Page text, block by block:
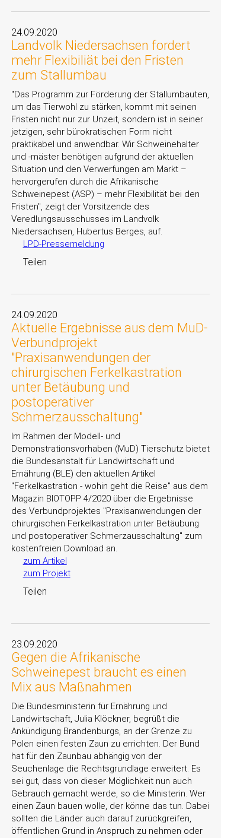
24.09.2020
Landvolk Niedersachsen fordert
mehr Flexibiliät bei den Fristen
zum Stallumbau
Das Programm zur Förderung der Stallumbauten,
um das Tierwohl zu stärken, kommt mit seinen
Fristen nicht nur zur Unzeit, sondern ist in seiner
jetzigen, sehr bürokratischen Form nicht
praktikabel und anwendbar. Wir Schweinehalter
und -mäster benötigen aufgrund der aktuellen
Situation und den Verwerfungen am Markt –
hervorgerufen durch die Afrikanische
Schweinepest (ASP) – mehr Flexibilität bei den
Fristen , zeigt der Vorsitzende des
Veredlungsausschusses im Landvolk
Niedersachsen, Hubertus Berges, auf.
LPD-Pressemeldung
Teilen
24.09.2020
Aktuelle Ergebnisse aus dem MuD-
Verbundprojekt
"Praxisanwendungen der
chirurgischen Ferkelkastration
unter Betäubung und
postoperativer
Schmerzausschaltung"
Im Rahmen der Modell- und
Demonstrationsvorhaben (MuD) Tierschutz bietet
die Bundesanstalt für Landwirtschaft und
Ernährung (BLE) den aktuellen Artikel
Ferkelkastration - wohin geht die Reise
aus dem
Magazin BIOTOPP 4/2020 über die Ergebnisse
des Verbundprojektes
Praxisanwendungen der
chirurgischen Ferkelkastration unter Betäubung
und postoperativer Schmerzausschaltung
zum
kostenfreien Download an.
zum Artikel
zum Projekt
Teilen
23.09.2020
Gegen die Afrikanische
Schweinepest braucht es einen
Mix aus Maßnahmen
Die Bundesministerin für Ernährung und
Landwirtschaft, Julia Klöckner, begrüßt die
Ankündigung Brandenburgs, an der Grenze zu
Polen einen festen Zaun zu errichten. Der Bund
hat für den Zaunbau abhängig von der
Seuchenlage die Rechtsgrundlage erweitert. Es
sei gut, dass von dieser Möglichkeit nun auch
Gebrauch gemacht werde, so die Ministerin. Wer
einen Zaun bauen wolle, der könne das tun. Dabei
sollten die Länder auch darauf zurückgreifen,
öffentlichen Grund in Anspruch zu nehmen oder